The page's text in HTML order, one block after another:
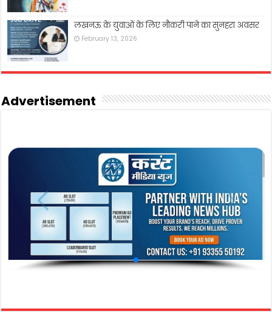
लखनऊ के युवाओं के लिए नौकरी पाने का सुनहरा अवसर
February 13, 2026
Advertisement